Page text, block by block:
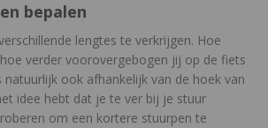
bepalen
lengtes te verkrijgen. Hoe
verder voorovergebogen jij op de fiets
ook afhankelijk van de hoek van
idee hebt dat je te ver bij je stuur
om een kortere stuurpen te